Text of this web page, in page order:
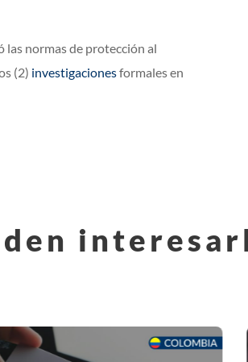
normas de protección al
(2) investigacionesformales en